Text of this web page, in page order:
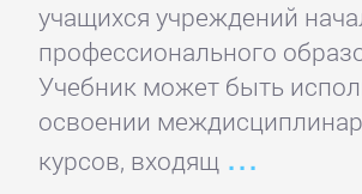
учащихся учреждений
профессионального
Учебник может быть
освоении
курсов, входящ
Учебная
литература
ДОМАШНИЙ